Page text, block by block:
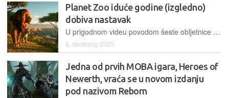
Planet Zoo iduće godine (izgledno)
dobiva nastavak
U prigodnom videu povodom šeste obljetnice lansiranja Planet Zooa, ekipa Frontier Developmentsa službeno je potvrdila kako rade na nastavku te da će sve biti mnogo jasnije iduće godine
6. studenog 2025.
Jedna od prvih MOBA igara, Heroes of
Newerth, vraća se u novom izdanju
pod nazivom Reborn